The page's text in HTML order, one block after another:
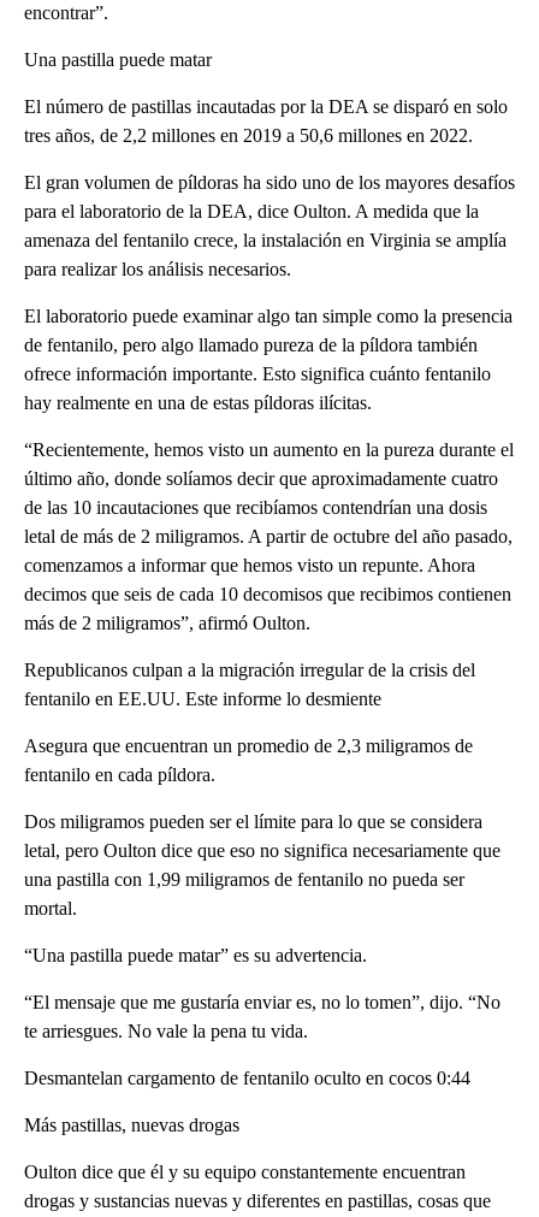
encontrar”.
Una pastilla puede matar
El número de pastillas incautadas por la DEA se disparó en solo
tres años, de 2,2 millones en 2019 a 50,6 millones en 2022.
El gran volumen de píldoras ha sido uno de los mayores desafíos
para el laboratorio de la DEA, dice Oulton. A medida que la
amenaza del fentanilo crece, la instalación en Virginia se amplía
para realizar los análisis necesarios.
El laboratorio puede examinar algo tan simple como la presencia
de fentanilo, pero algo llamado pureza de la píldora también
ofrece información importante. Esto significa cuánto fentanilo
hay realmente en una de estas píldoras ilícitas.
“Recientemente, hemos visto un aumento en la pureza durante el
último año, donde solíamos decir que aproximadamente cuatro
de las 10 incautaciones que recibíamos contendrían una dosis
letal de más de 2 miligramos. A partir de octubre del año pasado,
comenzamos a informar que hemos visto un repunte. Ahora
decimos que seis de cada 10 decomisos que recibimos contienen
más de 2 miligramos”, afirmó Oulton.
Republicanos culpan a la migración irregular de la crisis del
fentanilo en EE.UU. Este informe lo desmiente
Asegura que encuentran un promedio de 2,3 miligramos de
fentanilo en cada píldora.
Dos miligramos pueden ser el límite para lo que se considera
letal, pero Oulton dice que eso no significa necesariamente que
una pastilla con 1,99 miligramos de fentanilo no pueda ser
mortal.
“Una pastilla puede matar” es su advertencia.
“El mensaje que me gustaría enviar es, no lo tomen”, dijo. “No
te arriesgues. No vale la pena tu vida.
Desmantelan cargamento de fentanilo oculto en cocos 0:44
Más pastillas, nuevas drogas
Oulton dice que él y su equipo constantemente encuentran
drogas y sustancias nuevas y diferentes en pastillas, cosas que